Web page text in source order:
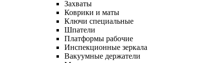
Захваты
Коврики и маты
Ключи специальные
Шпатели
Платформы рабочие
Инспекционные зеркала
Вакуумные держатели